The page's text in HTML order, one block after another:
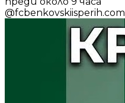
@fcbenkovskiisperih.com